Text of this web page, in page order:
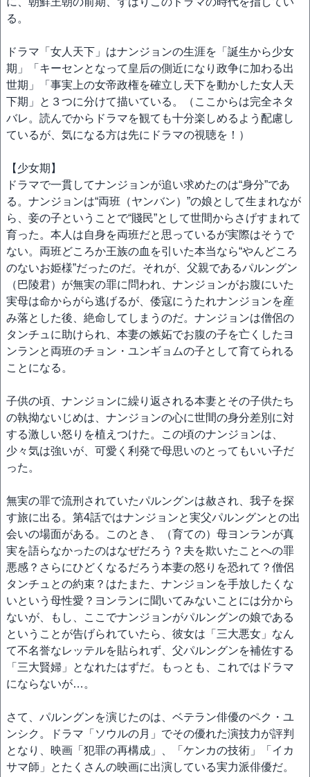
る。
ドラマ「女人天下」はナンジョンの生涯を「誕生から少女
期」「キーセンとなって皇后の側近になり政争に加わる出
世期」「事実上の女帝政権を確立し天下を動かした女人天
下期」と３つに分けて描いている。（ここからは完全ネタ
バレ。読んでからドラマを観ても十分楽しめるよう配慮し
ているが、気になる方は先にドラマの視聴を！）
【少女期】
ドラマで一貫してナンジョンが追い求めたのは“身分”であ
る。ナンジョンは“両班（ヤンバン）”の娘として生まれなが
ら、妾の子ということで“賤民”として世間からさげすまれて
育った。本人は自身を両班だと思っているが実際はそうで
ない。両班どころか王族の血を引いた本当なら“やんどころ
のないお姫様”だったのだ。それが、父親であるパルングン
（巴陵君）が無実の罪に問われ、ナンジョンがお腹にいた
実母は命からがら逃げるが、倭寇にうたれナンジョンを産
み落とした後、絶命してしまうのだ。ナンジョンは僧侶の
タンチュに助けられ、本妻の嫉妬でお腹の子を亡くしたヨ
ンランと両班のチョン・ユンギョムの子として育てられる
ことになる。
子供の頃、ナンジョンに繰り返される本妻とその子供たち
の執拗ないじめは、ナンジョンの心に世間の身分差別に対
する激しい怒りを植えつけた。この頃のナンジョンは、
少々気は強いが、可愛く利発で母思いのとってもいい子だ
った。
無実の罪で流刑されていたパルングンは赦され、我子を探
す旅に出る。第4話ではナンジョンと実父パルングンとの出
会いの場面がある。このとき、（育ての）母ヨンランが真
実を語らなかったのはなぜだろう？夫を欺いたことへの罪
悪感？さらにひどくなるだろう本妻の怒りを恐れて？僧侶
タンチュとの約束？はたまた、ナンジョンを手放したくな
いという母性愛？ヨンランに聞いてみないことには分から
ないが、もし、ここでナンジョンがパルングンの娘である
ということが告げられていたら、彼女は「三大悪女」なん
て不名誉なレッテルを貼られず、父パルングンを補佐する
「三大賢婦」となれたはずだ。もっとも、これではドラマ
にならないが…。
さて、パルングンを演じたのは、ベテラン俳優のペク・ユ
ンシク。ドラマ「ソウルの月」でその優れた演技力が評判
となり、映画「犯罪の再構成」、「ケンカの技術」「イカ
サマ師」とたくさんの映画に出演している実力派俳優だ。